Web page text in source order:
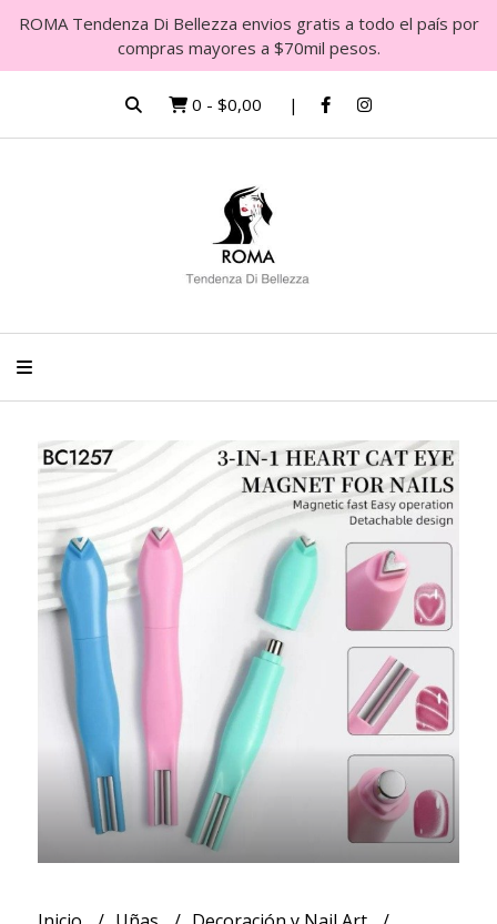
ROMA Tendenza Di Bellezza envios gratis a todo el país por
compras mayores a $70mil pesos.
0 - $0,00